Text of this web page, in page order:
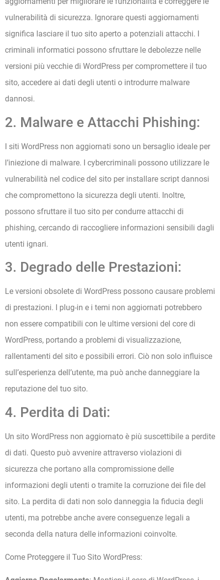
vulnerabilità di sicurezza. Ignorare questi aggiornamenti
significa lasciare il tuo sito aperto a potenziali attacchi. I
criminali informatici possono sfruttare le debolezze nelle
versioni più vecchie di WordPress per compromettere il tuo
sito, accedere ai dati degli utenti o introdurre malware
dannosi.
2. Malware e Attacchi Phishing:
I siti WordPress non aggiornati sono un bersaglio ideale per
l’iniezione di malware. I cybercriminali possono utilizzare le
vulnerabilità nel codice del sito per installare script dannosi
che compromettono la sicurezza degli utenti. Inoltre,
possono sfruttare il tuo sito per condurre attacchi di
phishing, cercando di raccogliere informazioni sensibili dagli
utenti ignari.
3. Degrado delle Prestazioni:
Le versioni obsolete di WordPress possono causare problemi
di prestazioni. I plug-in e i temi non aggiornati potrebbero
non essere compatibili con le ultime versioni del core di
WordPress, portando a problemi di visualizzazione,
rallentamenti del sito e possibili errori. Ciò non solo influisce
sull’esperienza dell’utente, ma può anche danneggiare la
reputazione del tuo sito.
4. Perdita di Dati:
Un sito WordPress non aggiornato è più suscettibile a perdite
di dati. Questo può avvenire attraverso violazioni di
sicurezza che portano alla compromissione delle
informazioni degli utenti o tramite la corruzione dei file del
sito. La perdita di dati non solo danneggia la fiducia degli
utenti, ma potrebbe anche avere conseguenze legali a
seconda della natura delle informazioni coinvolte.
Come Proteggere il Tuo Sito WordPress: